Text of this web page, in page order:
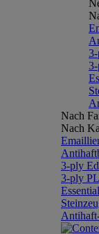
Nach
Nach
3-ply
3-ply